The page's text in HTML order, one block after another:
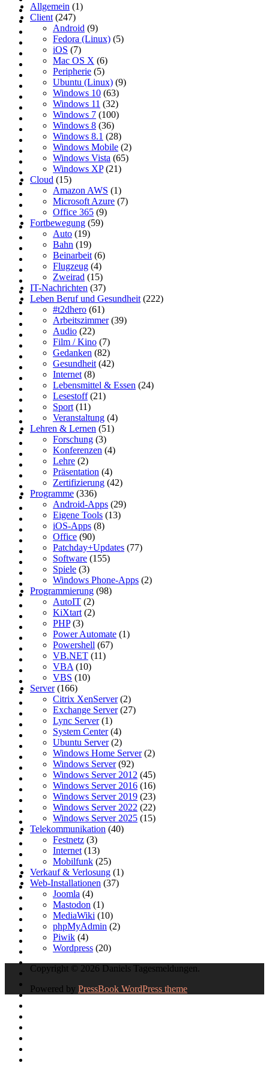
Allgemein (1)
Client (247)
Android (9)
Fedora (Linux) (5)
iOS (7)
Mac OS X (6)
Peripherie (5)
Ubuntu (Linux) (9)
Windows 10 (63)
Windows 11 (32)
Windows 7 (100)
Windows 8 (36)
Windows 8.1 (28)
Windows Mobile (2)
Windows Vista (65)
Windows XP(21)
Cloud (15)
Amazon AWS (1)
Microsoft Azure (7)
Office 365 (9)
Fortbewegung (59)
Auto (19)
Bahn (19)
Beinarbeit (6)
Flugzeug (4)
Zweirad (15)
IT-Nachrichten (37)
Leben Beruf und Gesundheit (222)
#t2dhero (61)
Arbeitszimmer(39)
Audio (22)
Film / Kino (7)
Gedanken (82)
Gesundheit (42)
Internet (8)
Lebensmittel & Essen (24)
Lesestoff(21)
Sport (11)
Veranstaltung (4)
Lehren & Lernen (51)
Forschung (3)
Konferenzen (4)
Lehre (2)
Präsentation (4)
Zertifizierung (42)
Programme (336)
Android-Apps (29)
Eigene Tools (13)
iOS-Apps (8)
Office (90)
Patchday+Updates (77)
Software (155)
Spiele (3)
Windows Phone-Apps (2)
Programmierung (98)
AutoIT (2)
KiXtart (2)
PHP(3)
Power Automate (1)
Powershell (67)
VB.NET (11)
VBA (10)
VBS (10)
Server(166)
Citrix XenServer(2)
Exchange Server(27)
Lync Server(1)
System Center(4)
Ubuntu Server(2)
Windows Home Server(2)
Windows Server(92)
Windows Server 2012 (45)
Windows Server 2016 (16)
Windows Server 2019 (23)
Windows Server 2022 (22)
Windows Server 2025 (15)
Telekommunikation (40)
Festnetz (3)
Internet (13)
Mobilfunk (25)
Verkauf & Verlosung (1)
Web-Installationen (37)
Joomla (4)
Mastodon (1)
MediaWiki (10)
phpMyAdmin (2)
Piwik (4)
Wordpress (20)
Copyright © 2026 Daniels Tagesmeldungen.
Powered by PressBook WordPress theme